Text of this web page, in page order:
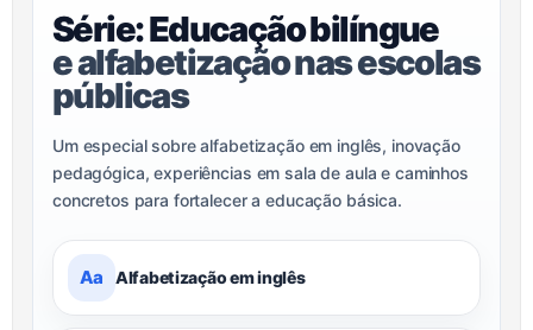
Série: Educação bilíngue
e alfabetização nas escolas
públicas
Um especial sobre alfabetização em inglês, inovação
pedagógica, experiências em sala de aula e caminhos
concretos para fortalecer a educação básica.
Aa Alfabetização em inglês